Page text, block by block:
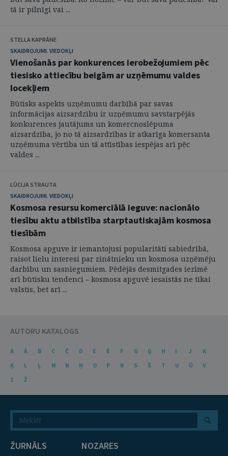
tā ir pilnīgi vai ...
STELLA KAPRĀNE
SKAIDROJUMI. VIEDOKĻI
Vienošanās par konkurences ierobežojumiem pēc
tiesisko attiecību beigām ar uzņēmumu valdes
locekļiem
Būtisks aspekts uzņēmumu darbībā par savas
informācijas aizsardzību ir uzņēmumu savstarpējās
konkurences jautājums un komercnoslēpuma
aizsardzība, jo no tā aizsardzības ir atkarīga komersanta
uzņēmuma vērtība un tā attīstības iespējas arī pēc
valdes ...
LŪCIJA STRAUTA
SKAIDROJUMI. VIEDOKĻI
Kosmosa resursu komerciālā ieguve: nacionālo
tiesību aktu atbilstība starptautiskajām kosmosa
tiesībām
Kosmosa apguve ir iemantojusi popularitāti sabiedrībā,
raisot lielu interesi par zinātnieku un kosmosa uzņēmēju
darbību un sasniegumiem. Pēdējās desmitgades iezīmē
arī būtisku tendenci – kosmosa apguvē iesaistās ne tikai
valstis, bet arī ...
AUTORU KATALOGS
A Ā B C Č D E Ē F G Ģ H I J
K
Ķ
L Ļ M N Ņ O P R S Š T U Ū
V
Z
Ž
ŽURNĀLS
NOZARES